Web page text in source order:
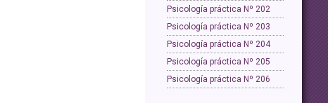
Psicología práctica Nº 202
Psicología práctica Nº 203
Psicología práctica Nº 204
Psicología práctica Nº 205
Psicología práctica Nº 206